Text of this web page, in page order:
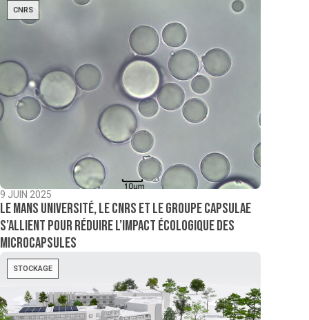
CNRS
9 JUIN 2025
Le Mans Université, le CNRS et le groupe Capsulae
s’allient pour réduire l’impact écologique des
microcapsules
STOCKAGE